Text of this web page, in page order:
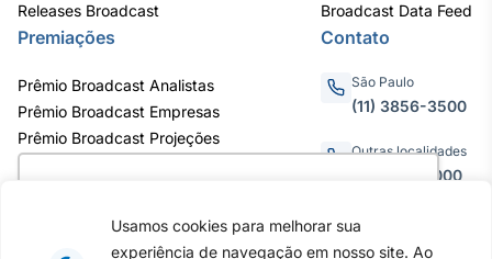
como você interage em nosso site e
Usamos cookies para melhorar sua
experiência de navegação em nosso site. Ao
Releases Broadcast
Broadcast Data Feed
Premiações
Prêmio Broadcast Analistas
Prêmio Broadcast Empresas
Prêmio Broadcast Projeções
Contato
São Paulo
(11) 3856-3500
Outras localidades
0800.011.3000